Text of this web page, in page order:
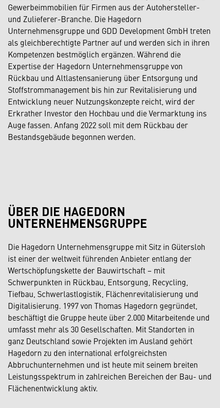
Gewerbeimmobilien für Firmen aus der Autohersteller-
und Zulieferer-Branche. Die Hagedorn
Unternehmensgruppe und GDD Development GmbH treten
als gleichberechtigte Partner auf und werden sich in ihren
Kompetenzen bestmöglich ergänzen. Während die
Expertise der Hagedorn Unternehmensgruppe von
Rückbau und Altlastensanierung über Entsorgung und
Stoffstrommanagement bis hin zur Revitalisierung und
Entwicklung neuer Nutzungskonzepte reicht, wird der
Erkrather Investor den Hochbau und die Vermarktung ins
Auge fassen. Anfang 2022 soll mit dem Rückbau der
Bestandsgebäude begonnen werden.
ÜBER DIE HAGEDORN
UNTERNEHMENSGRUPPE
Die Hagedorn Unternehmensgruppe mit Sitz in Gütersloh
ist einer der weltweit führenden Anbieter entlang der
Wertschöpfungskette der Bauwirtschaft – mit
Schwerpunkten in Rückbau, Entsorgung, Recycling,
Tiefbau, Schwerlastlogistik, Flächenrevitalisierung und
Digitalisierung. 1997 von Thomas Hagedorn gegründet,
beschäftigt die Gruppe heute über 2.000 Mitarbeitende und
umfasst mehr als 30 Gesellschaften. Mit Standorten in
ganz Deutschland sowie Projekten im Ausland gehört
Hagedorn zu den international erfolgreichsten
Abbruchunternehmen und ist heute mit seinem breiten
Leistungsspektrum in zahlreichen Bereichen der Bau- und
Flächenentwicklung aktiv.